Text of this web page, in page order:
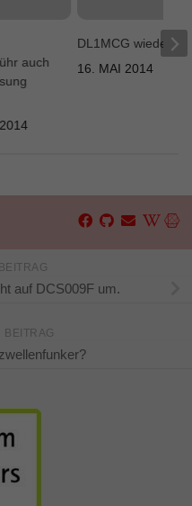
auch
DL1MCG wieder
16. MAI 2014
auf DCS009F um.
BEITRAG